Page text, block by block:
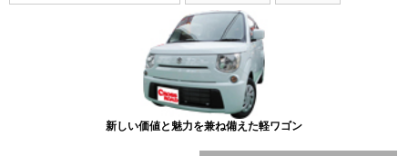
新しい価値と魅力を兼ね備えた軽ワゴン